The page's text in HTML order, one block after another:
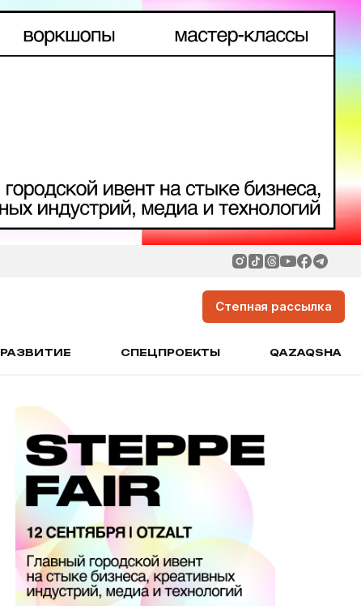
Степная рассылка
РАЗВИТИЕ СПЕЦПРОЕКТЫ QAZAQSHA